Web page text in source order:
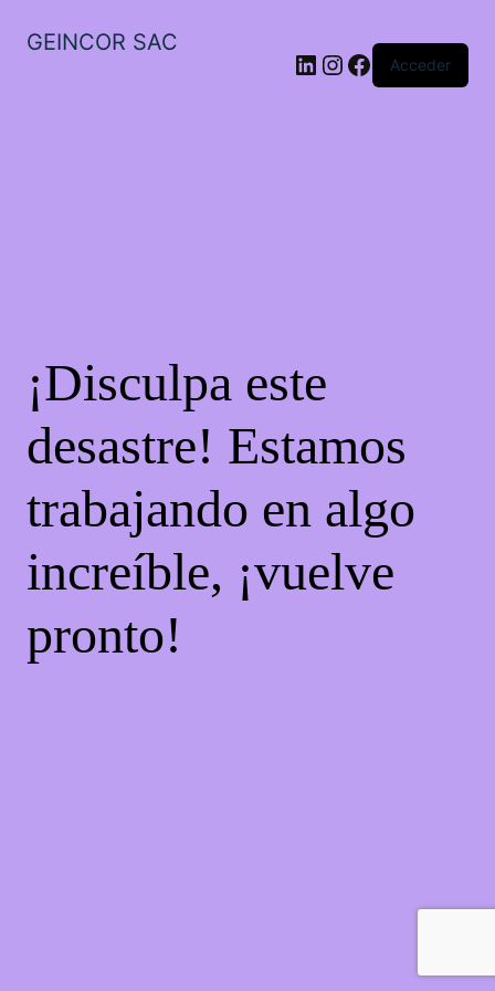
GEINCOR SAC
LinkedIn
Instagram
Facebook
Acceder
¡Disculpa este
desastre! Estamos
trabajando en algo
increíble, ¡vuelve
pronto!